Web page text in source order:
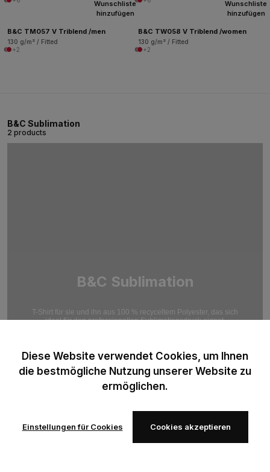
Wunschliste
hinzufügen
B&C TM057 V Triblend /men
130 g/m² / Fitted
+2
Wunschliste
hinzufügen
B&C TW058 V Triblend /women
130 g/m² / Fitted
+2
B&C Sublimation
2 products
B&C Sublimation
T-Shirt für sie und ihn aus 100 % recyceltem Polyester, das sich
ideal für den professionellen Sublimationsdruck eignet.
Diese Website verwendet Cookies, um Ihnen
die bestmögliche Nutzung unserer Website zu
ermöglichen.
Einstellungen für Cookies Cookies akzeptieren